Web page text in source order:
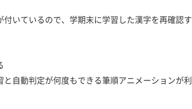
いているので、学期末に学習した漢字を再確認す
自動判定が何度もできる筆順アニメーションが利